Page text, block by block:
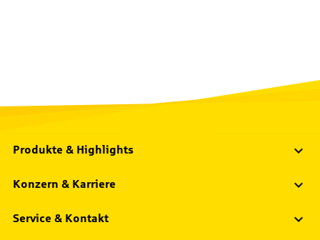
Produkte & Highlights
Konzern & Karriere
Service & Kontakt